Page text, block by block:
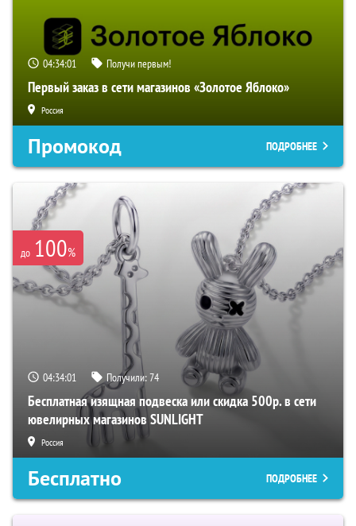
04:34:00 Получи первым!
Первый заказ в сети магазинов «Золотое Яблоко»
Россия
Промокод ПОДРОБНЕЕ
до 100%
04:34:00 Получили:74
Бесплатная изящная подвеска или скидка 500р. в сети
ювелирных магазинов SUNLIGHT
Россия
Бесплатно ПОДРОБНЕЕ